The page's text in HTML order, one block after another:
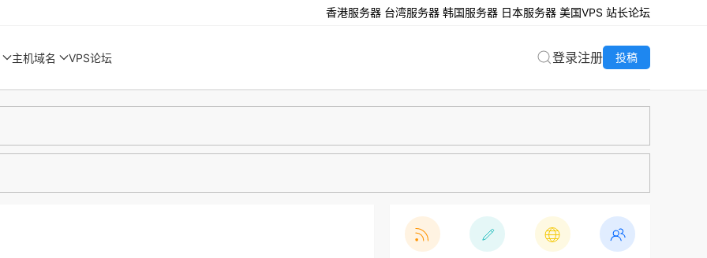
香港服务器 台湾服务器 韩国服务器 日本服务器 美国VPS 站长论坛
主机域名 VPS论坛 登录注册 投稿